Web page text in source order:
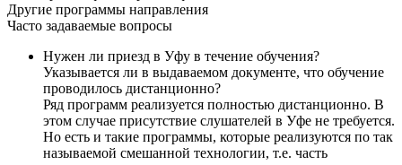
Другие программы направления
Часто задаваемые вопросы
Нужен ли приезд в Уфу в течение обучения?
Указывается ли в выдаваемом документе, что обучение
проводилось дистанционно?
Ряд программ реализуется полностью дистанционно. В
этом случае присутствие слушателей в Уфе не требуется.
Но есть и такие программы, которые реализуются по так
называемой смешанной технологии, т.е. часть